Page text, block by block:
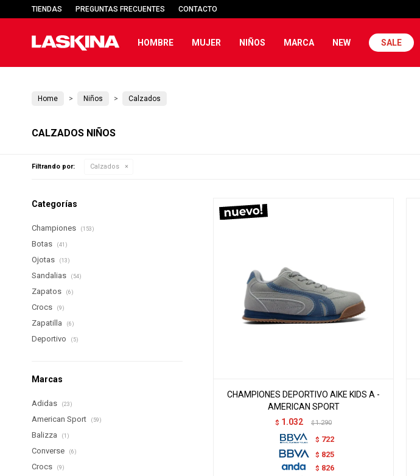
HOMBRE MUJER NIÑOS MARCA NEW SALE
TIENDAS PREGUNTAS FRECUENTES CONTACTO
Home Niños Calzados
CALZADOS NIÑOS
Filtrando por: Calzados
CHAMPIONES DEPORTIVO AIKE KIDS A -
AMERICAN SPORT
$ 1.032 $ 1.290
$ 722
$ 825
$ 826
Categorías
Championes (153)
Botas (41)
Ojotas (13)
Sandalias (54)
Zapatos (6)
Crocs (9)
Zapatilla (6)
Deportivo (5)
Marcas
Adidas (23)
American Sport (59)
Balizza (1)
Converse (6)
Crocs (9)